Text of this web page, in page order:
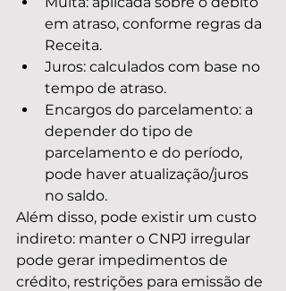
em atraso, conforme regras da
Receita.
Juros: calculados com base no
tempo de atraso.
Encargos do parcelamento: a
depender do tipo de
parcelamento e do período,
pode haver atualização/juros
no saldo.
Além disso, pode existir um custo
indireto: manter o CNPJ irregular
pode gerar impedimentos de
crédito, restrições para emissão de